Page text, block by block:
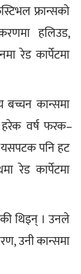
फ्रान्सको
हलिउड,
रेड कार्पेटमा
बच्चन कान्समा
हरेक वर्ष फरक–
यसपटक पनि हट
रेड कार्पेटमा
थिइन् । उनले
उनी कान्समा